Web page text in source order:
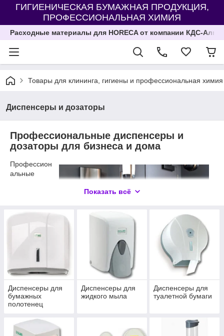
ГИГИЕНИЧЕСКАЯ БУМАЖНАЯ ПРОДУКЦИЯ,
ПРОФЕССИОНАЛЬНАЯ ХИМИЯ
Расходные материалы для HORECA от компании КДС-
Товары для клининга, гигиены и профессиональная химия
Диспенсеры и дозаторы
Профессиональные диспенсеры и
дозаторы для бизнеса и дома
Профессион
альные
т высокий
вид санузла и оптимальный расход бумажных и моющих
материалов. Специализированное оборудование выдает
строго отмеренную порцию жидкого мыла или один лист
полотенца, предотвращая намокание и порчу оставшегося
блока. Решение купить дозаторы позволяет существенно
сократить бюджет на расходники на объектах с любой
проходимостью.
Показать всё
Диспенсеры для
бумажных
полотенец
Диспенсеры для
жидкого мыла
Диспенсеры для
туалетной бумаги